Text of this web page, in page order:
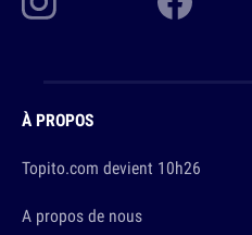
À PROPOS
Topito.com devient 10h26
A propos de nous